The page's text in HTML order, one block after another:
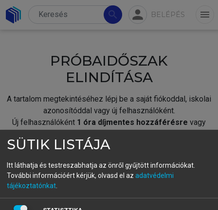
search person BELÉPÉS menu
PRÓBAIDŐSZAK
ELINDÍTÁSA
A tartalom megtekintéséhez lépj be a saját fiókoddal, iskolai
azonosítóddal vagy új felhasználóként.
Új felhasználóként 1 óra díjmentes hozzáférésre vagy
fiókoddal,vagy hozz létre új fiókot.
A regisztráció után apróbaidőszakautomatikusan
SÜTIK LISTÁJA
Itt láthatja és testreszabhatja az önről gyűjtött információkat.
További információért kérjük, olvasd el az adatvédelmi
tájékoztatónkat